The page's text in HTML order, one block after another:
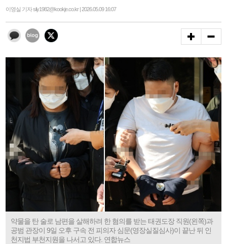
이영실 기자 sily1982@kookje.co.kr | 2026.05.09 16:07
약물을 탄 술로 남편을 살해하려 한 혐의를 받는 태권도장 직원(왼쪽)과
공범 관장이 9일 오후 구속 전 피의자 심문(영장실질심사)이 끝난 뒤 인
천지법 부천지원을 나서고 있다. 연합뉴스